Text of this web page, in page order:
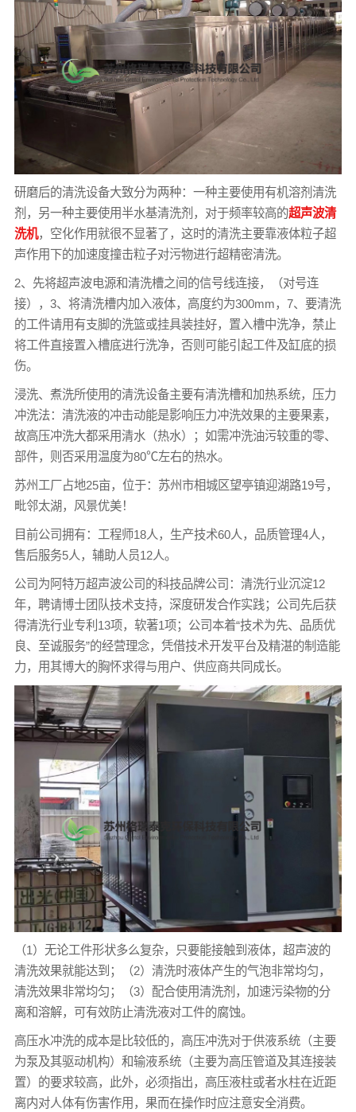
研磨后的清洗设备大致分为两种：一种主要使用有机溶剂清洗
剂，另一种主要使用半水基清洗剂，对于频率较高的超声波清
洗机，空化作用就很不显著了，这时的清洗主要靠液体粒子超
声作用下的加速度撞击粒子对污物进行超精密清洗。
2、先将超声波电源和清洗槽之间的信号线连接，（对号连
接），3、将清洗槽内加入液体，高度约为300mm，7、要清洗
的工件请用有支脚的洗篮或挂具装挂好，置入槽中洗净，禁止
将工件直接置入槽底进行洗净，否则可能引起工件及缸底的损
伤。
浸洗、煮洗所使用的清洗设备主要有清洗槽和加热系统，压力
冲洗法：清洗液的冲击动能是影响压力冲洗效果的主要果素，
故高压冲洗大都采用清水（热水）；如需冲洗油污较重的零、
部件，则否采用温度为80℃左右的热水。
苏州工厂占地25亩，位于：苏州市相城区望亭镇迎湖路19号，
毗邻太湖，风景优美！
目前公司拥有：工程师18人，生产技术60人，品质管理4人，
售后服务5人，辅助人员12人。
公司为阿特万超声波公司的科技品牌公司：清洗行业沉淀12
年，聘请博士团队技术支持，深度研发合作实践；公司先后获
得清洗行业专利13项，软著1项；公司本着“技术为先、品质优
良、至诚服务”的经营理念，凭借技术开发平台及精湛的制造能
力，用其博大的胸怀求得与用户、供应商共同成长。
（1）无论工件形状多么复杂，只要能接触到液体，超声波的
清洗效果就能达到；（2）清洗时液体产生的气泡非常均匀，
清洗效果非常均匀；（3）配合使用清洗剂，加速污染物的分
离和溶解，可有效防止清洗液对工件的腐蚀。
高压水冲洗的成本是比较低的，高压冲洗对于供液系统（主要
为泵及其驱动机构）和输液系统（主要为高压管道及其连接装
置）的要求较高，此外，必须指出，高压液柱或者水柱在近距
离内对人体有伤害作用，果而在操作时应注意安全消费。